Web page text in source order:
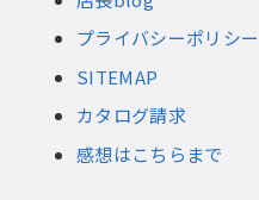
プライバシーポリシー
SITEMAP
カタログ請求
感想はこちらまで